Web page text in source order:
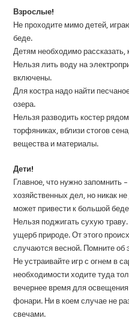
Взрослые!
Не проходите мимо детей,
беде.
Детям необходимо
Нельзя лить воду на
включены.
Для костра надо найти
озера.
Нельзя разводить костер
торфяниках, вблизи стогов
вещества и материалы.
Дети!
Главное, что нужно запомнить
хозяйственных дел, но никак
может привести к большой
Нельзя поджигать сухую
ущерб природе. От этого
случаются весной. Помните об
Не устраивайте игр с огнем в
необходимости ходите туда
вечернее время для
фонари. Ни в коем случае не
свечами.